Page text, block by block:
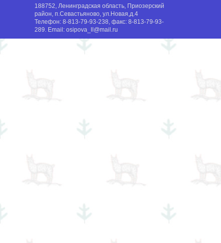
188752, Ленинградская область, Приозерский
район, п.Севастьяново, ул.Новая,д.4
Телефон: 8-813-79-93-238, факс: 8-813-79-93-
289. Email: osipova_ll@mail.ru